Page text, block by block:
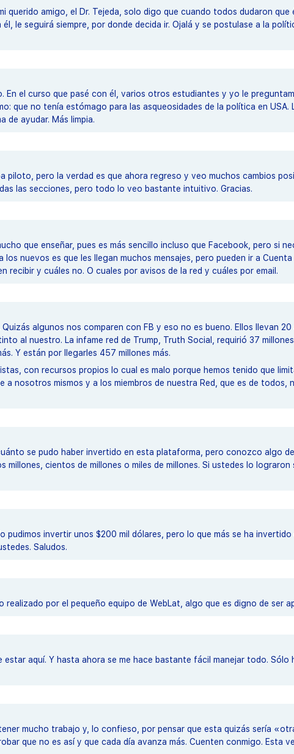
querido amigo, el Dr. Tejeda, solo digo que cuando todos dudaron
le seguirá siempre, por donde decida ir. Ojalá y se postulase a la
En el curso que pasé con él, varios otros estudiantes y yo le
que no tenía estómago para las asqueosidades de la política en USA.
de ayudar. Más limpia.
piloto, pero la verdad es que ahora regreso y veo muchos cambios
las secciones, pero todo lo veo bastante intuitivo. Gracias.
que enseñar, pues es más sencillo incluso que Facebook, pero si
los nuevos es que les llegan muchos mensajes, pero pueden ir a
recibir y cuáles no. O cuales por avisos de la red y cuáles por email.
algunos nos comparen con FB y eso no es bueno. Ellos llevan 20
al nuestro. La infame red de Trump, Truth Social, requirió 37
Y están por llegarles 457 millones más.
con recursos propios lo cual es malo porque hemos tenido que
a nosotros mismos y a los miembros de nuestra Red, que es de todos,
se pudo haber invertido en esta plataforma, pero conozco algo
millones, cientos de millones o miles de millones. Si ustedes lo lograron
pudimos invertir unos $200 mil dólares, pero lo que más se ha
Saludos.
realizado por el pequeño equipo de WebLat, algo que es digno de ser
aquí. Y hasta ahora se me hace bastante fácil manejar todo. Sólo
mucho trabajo y, lo confieso, por pensar que esta quizás sería
que no es así y que cada día avanza más. Cuenten conmigo. Esta